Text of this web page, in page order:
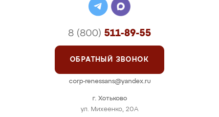
г. Хотьково
ул. Михеенко, 20А
8 (800) 511-89-55
ОБРАТНЫЙ ЗВОНОК
corp-renessans@yandex.ru